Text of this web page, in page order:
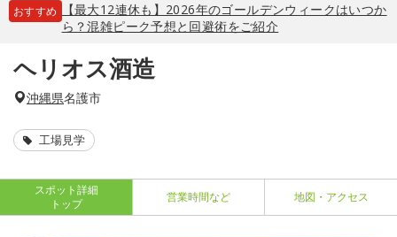
おすすめ
【最大12連休も】2026年のゴールデンウィークはいつか
ら？混雑ピーク予想と回避術をご紹介
ヘリオス酒造
沖縄県名護市
工場見学
スポット詳細
トップ
営業時間など 地図・アクセス